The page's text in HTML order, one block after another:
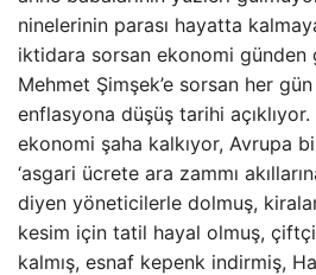
ninelerinin parası hayatta
iktidara sorsan ekonomi günden
Mehmet Şimşek’e sorsan her
enflasyona düşüş tarihi
ekonomi şaha kalkıyor, Avrupa
‘asgari ücrete ara zammı
diyen yöneticilerle dolmuş,
kesim için tatil hayal olmuş,
kalmış, esnaf kepenk indirmiş,